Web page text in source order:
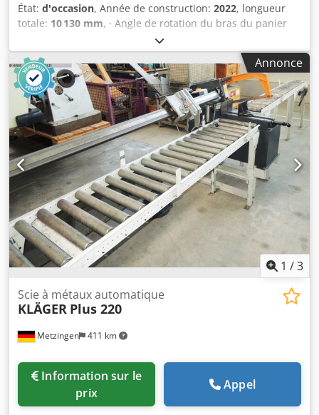
État: d'occasion, Année de construction: 2022, longueur
totale: 10 130 mm, · Angle de rotation du bras du panier
(haut/bas) +70°/-63° · Rotation de la superstructure 360° ·
Rotation du panier de travail (droite/gauche) 90°/90° ·
Rayon de braquage intérieur 2 m · rayon de braquage
extérieur 4,40 m · Vitesse de conduite - mode transport :
4,90 km/h · Vitesse de déplacement - mode de travail : 1
km/h · Capacité d'escalade : 40 % · Inclinaison admissible
en mode travail : 4 ° Dodpfx Aezrp H Ujansck · Pneus en
caoutchouc plein vulcanisé · Roues motrices (avant/arrière)
: 2/2 · Volants (avant/arrière) : 2/2 · Roues/roues freinées :
2/2 · Fabricant/modèle de moteur : Yanmar - 3TNV88C-
DMU · Norme moteur : Stage V · Puissance / puissance
nominale du moteur à combustion : 36,20 Hp / 27,50 kW ·
Pression au sol : 18,20 dan/cm2 · Pression hydraulique :
400 bars · Capacité du réservoir hydraulique : 94 l ·
Capacité du réservoir de carburant : 72L · Bruit ambiant
(LwA) : < 106 dB
Annonce
1 /3
Metzingen 411 km
Scie à métaux automatique
KLÄGER Plus 220
prix
Appel